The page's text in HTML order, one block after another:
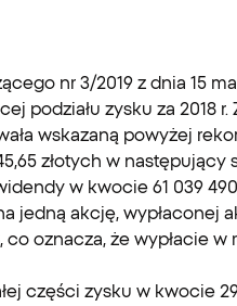
nr 3/2019 z dnia 15
podziału zysku za
wskazaną powyżej
złotych w następujący
w kwocie 61 039
na jedną akcję,
oznacza, że wypłacie w
części zysku w kwocie